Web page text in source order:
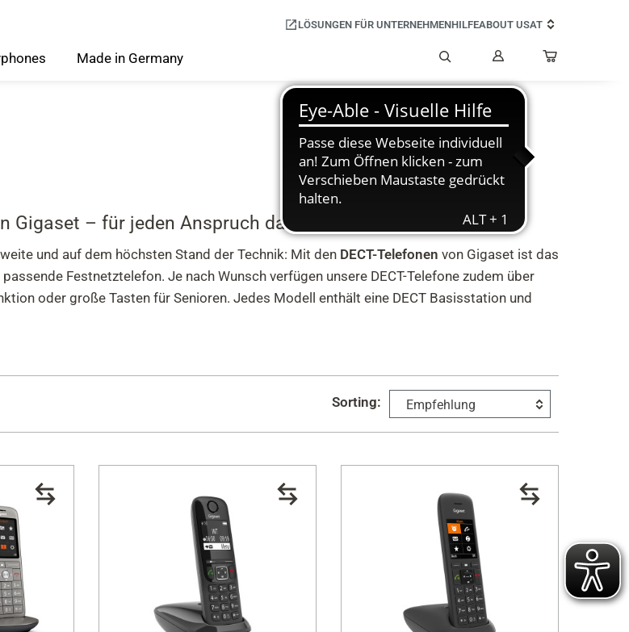
LÖSUNGEN FÜR UNTERNEHMENHILFEABOUT USAT
Suche
Benutzerkonto
Made in Germany
– für jeden Anspruch das passende Telefon
und auf dem höchsten Stand der Technik: Mit den DECT-Telefonen von Gigaset ist das
Festnetztelefon. Je nach Wunsch verfügen unsere DECT-Telefone zudem über
oder große Tasten für Senioren. Jedes Modell enthält eine DECT Basisstation und
Sorting: Empfehlung
€ 140